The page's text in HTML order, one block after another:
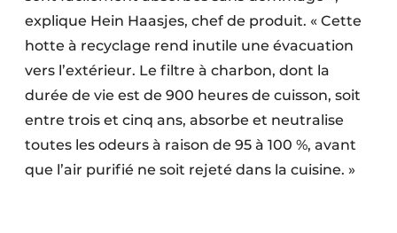
explique Hein Haasjes, chef de produit. « Cette
hotte à recyclage rend inutile une évacuation
vers l’extérieur. Le filtre à charbon, dont la
durée de vie est de 900 heures de cuisson, soit
entre trois et cinq ans, absorbe et neutralise
toutes les odeurs à raison de 95 à 100 %, avant
que l’air purifié ne soit rejeté dans la cuisine. »